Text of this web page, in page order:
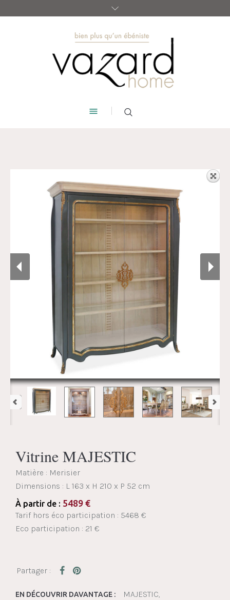
Vitrine MAJESTIC
Matière : Merisier
Dimensions : L 163 x H 210 x P 52 cm
À partir de : 5489 €
Tarif hors éco participation : 5468 €
Eco participation : 21 €
EN DÉCOUVRIR DAVANTAGE :
MAJESTIC